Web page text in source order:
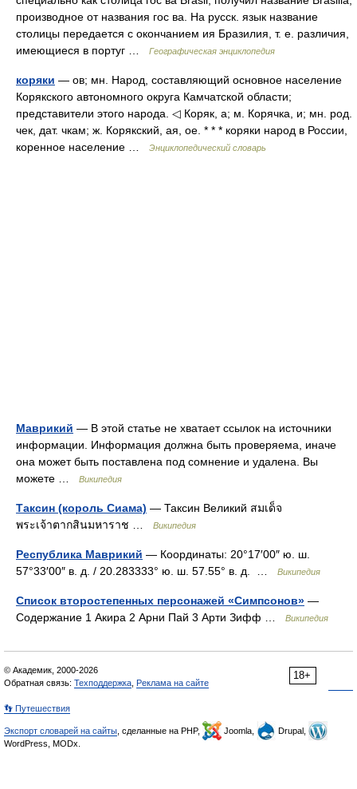
производное от названия гос ва. На русск. язык название
столицы передается с окончанием ия Бразилия, т. е. различия,
имеющиеся в португ …
Географическая энциклопедия
коряки — ов; мн. Народ, составляющий основное население
Корякского автономного округа Камчатской области;
представители этого народа. ◁ Коряк, а; м. Корячка, и; мн. род.
чек, дат. чкам; ж. Корякский, ая, ое. * * * коряки народ в России,
коренное население …
Энциклопедический словарь
Маврикий — В этой статье не хватает ссылок на источники
информации. Информация должна быть проверяема, иначе
она может быть поставлена под сомнение и удалена. Вы
можете …
Википедия
Таксин (король Сиама) — Таксин Великий สมเด็จ
พระเจ้าตากสินมหาราช …
Википедия
Республика Маврикий — Координаты: 20°17′00″ ю. ш.
57°33′00″ в. д. / 20.283333° ю. ш. 57.55° в. д. …
Википедия
Список второстепенных персонажей «Симпсонов» —
Содержание 1 Акира 2 Арни Пай 3 Арти Зифф …
Википедия
18+
© Академик, 2000-2026
Обратная связь: Техподдержка Реклама на сайте
👣 Путешествия
Экспорт словарей на сайты , сделанные на PHP, Joomla,
Drupal,
WordPress, MODx.